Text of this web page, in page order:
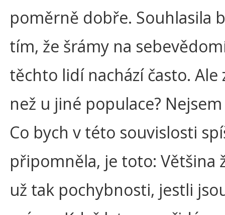
poměrně dobře. Souhlasila
tím, že šrámy na
těchto lidí nachází často. Ale
než u jiné populace?
Co bych v této souvislosti
připomněla, je toto: Většina
už tak pochybnosti, jestli